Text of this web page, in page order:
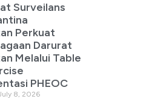
Surveilans
Perkuat
Darurat
Melalui Table
PHEOC
8, 2026